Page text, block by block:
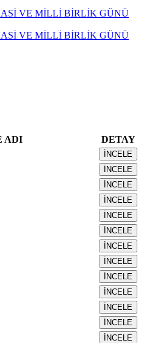
beceriler kazanacak hem de
VE MİLLİ BİRLİK GÜNÜ
VE MİLLİ BİRLİK GÜNÜ
ADI
DETAY
İNCELE
İNCELE
İNCELE
İNCELE
İNCELE
İNCELE
İNCELE
İNCELE
İNCELE
İNCELE
İNCELE
İNCELE
İNCELE